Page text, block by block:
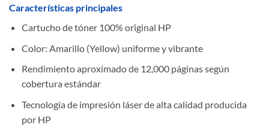
Características principales
Cartucho de tóner 100% original HP
Color: Amarillo (Yellow) uniforme y vibrante
Rendimiento aproximado de 12,000 páginas según
cobertura estándar
Tecnología de impresión láser de alta calidad producida
por HP